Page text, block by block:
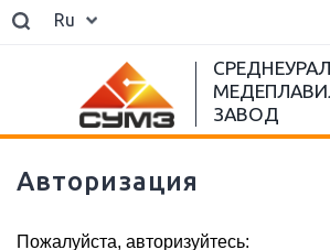
Ru
ЗАВОД
Авторизация
Пожалуйста, авторизуйтесь: